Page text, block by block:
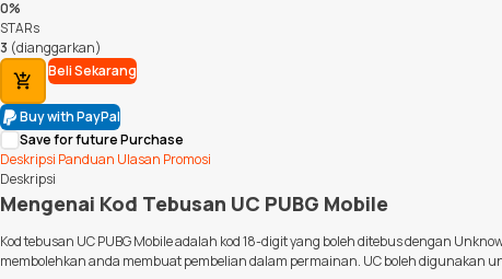
0%
STARs
3 (dianggarkan)
Tambah ke Troli
Beli Sekarang
Buy with PayPal
Save for future Purchase
Deskripsi Panduan Ulasan Promosi
Deskripsi
Mengenai Kod Tebusan UC PUBG Mobile
Kod tebusan UC PUBG Mobile adalah kod 18-digit yang boleh ditebus dengan
membolehkan anda membuat pembelian dalam permainan. UC boleh digunakan